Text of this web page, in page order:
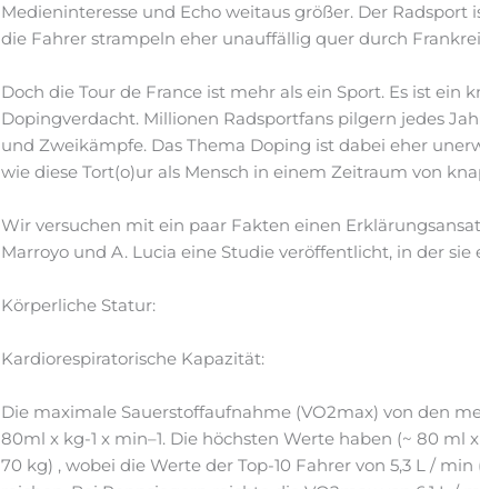
Medieninteresse und Echo weitaus größer. Der
die Fahrer strampeln eher unauffällig quer durch
Doch die Tour de France ist mehr als ein Sport. Es ist
Dopingverdacht. Millionen Radsportfans pilgern jedes
und Zweikämpfe. Das Thema Doping ist dabei eher
wie diese Tort(o)ur als Mensch in einem Zeitraum von
Wir versuchen mit ein paar Fakten einen
Marroyo und A. Lucia eine Studie veröffentlicht, in der
Körperliche Statur:
Kardiorespiratorische Kapazität:
Die maximale Sauerstoffaufnahme (VO2max) von den
80ml x kg-1 x min–1. Die höchsten Werte haben (~ 80
70 kg) , wobei die Werte der Top-10 Fahrer von 5,3 L /